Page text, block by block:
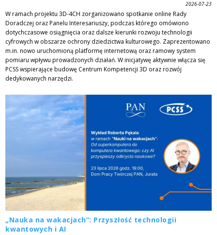
2026-07-23
W ramach projektu 3D-4CH zorganizowano spotkanie online Rady
Doradczej oraz Panelu Interesariuszy, podczas którego omówiono
dotychczasowe osiągnięcia oraz dalsze kierunki rozwoju technologii
cyfrowych w obszarze ochrony dziedzictwa kulturowego. Zaprezentowano
m.in. nowo uruchomioną platformę internetową oraz ramowy system
pomiaru wpływu prowadzonych działań. W inicjatywę aktywnie włącza się
PCSS wspierające budowę Centrum Kompetencji 3D oraz rozwój
dedykowanych narzędzi.
„Nauka na wakacjach”: Przyszłość technologii
kwantowych i AI